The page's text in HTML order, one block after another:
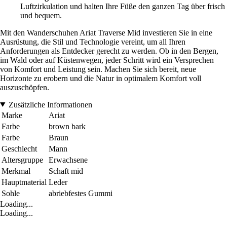
Luftzirkulation und halten Ihre Füße den ganzen Tag über frisch
und bequem.
Mit den Wanderschuhen Ariat Traverse Mid investieren Sie in eine
Ausrüstung, die Stil und Technologie vereint, um all Ihren
Anforderungen als Entdecker gerecht zu werden. Ob in den Bergen,
im Wald oder auf Küstenwegen, jeder Schritt wird ein Versprechen
von Komfort und Leistung sein. Machen Sie sich bereit, neue
Horizonte zu erobern und die Natur in optimalem Komfort voll
auszuschöpfen.
Zusätzliche Informationen
Marke
Ariat
Farbe
brown bark
Farbe
Braun
Geschlecht
Mann
Altersgruppe
Erwachsene
Merkmal
Schaft mid
Hauptmaterial Leder
Sohle
abriebfestes Gummi
Loading...
Loading...